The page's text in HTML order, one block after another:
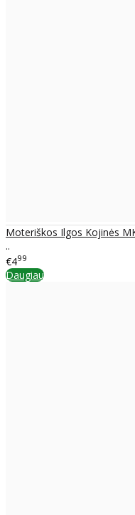
Moteriškos Ilgos Kojinės
..
€499
Daugiau